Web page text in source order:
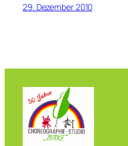
29. Dezember 2010